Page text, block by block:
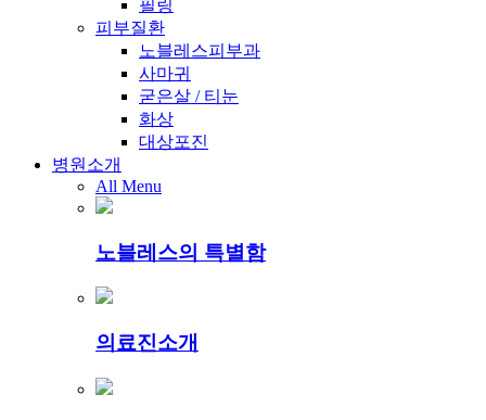
필링
피부질환
노블레스피부과
사마귀
굳은살 / 티눈
화상
대상포진
병원소개
All Menu
노블레스의 특별함
의료진소개